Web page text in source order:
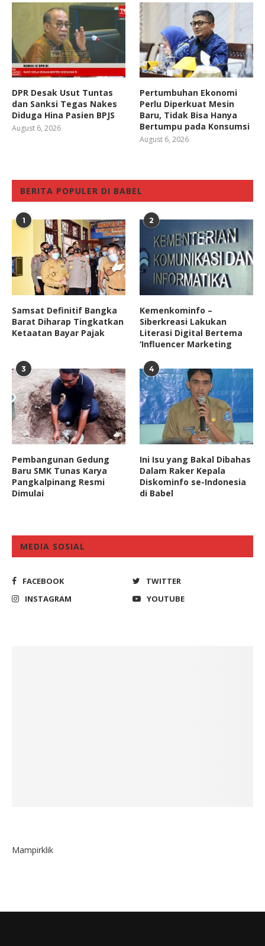
DPR Desak Usut Tuntas
dan Sanksi Tegas Nakes
Diduga Hina Pasien BPJS
August 6, 2026
Pertumbuhan Ekonomi
Perlu Diperkuat Mesin
Baru, Tidak Bisa Hanya
Bertumpu pada Konsumsi
August 6, 2026
BERITA POPULER DI BABEL
1
Samsat Definitif Bangka
Barat Diharap Tingkatkan
Ketaatan Bayar Pajak
2
Kemenkominfo –
Siberkreasi Lakukan
Literasi Digital Bertema
‘Influencer Marketing
3
Pembangunan Gedung
Baru SMK Tunas Karya
Pangkalpinang Resmi
Dimulai
4
Ini Isu yang Bakal Dibahas
Dalam Raker Kepala
Diskominfo se-Indonesia
di Babel
MEDIA SOSIAL
FACEBOOK
TWITTER
INSTAGRAM
YOUTUBE
Mampirklik